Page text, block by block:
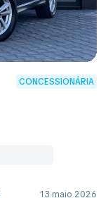
CONCESSIONÁRIA
13 maio 2026